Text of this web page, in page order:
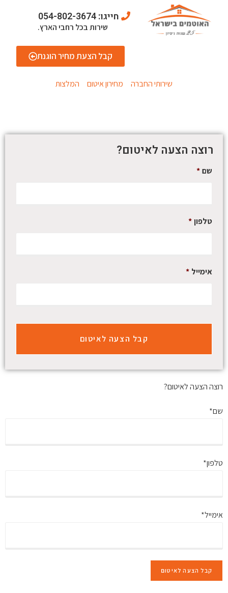
חייגו: 054-802-3674
שירות בכל רחבי הארץ.
קבל הצעת מחיר הוגנת
שירותי החברה מחירון איטום המלצות
לייעוץ והצעת מחיר התקשר או השאר פרטים.
רוצה הצעה לאיטום?
שם*
טלפון*
אימייל *
רוצה הצעה לאיטום?
שם*
טלפון*
אימייל*